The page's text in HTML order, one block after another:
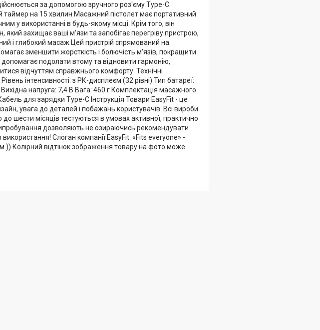
за допомогою зручного роз'єму Type-C.
таймер на 15 хвилин Масажний пістолет має портативний
у використанні в будь-якому місці. Крім того, він
захищає ваші м'язи та запобігає перегріву пристрою,
і глибокий масаж Цей пристрій спрямований на
зменшити жорсткість і болючість м'язів, покращити
подолати втому та відновити гармонію,
відчуттям справжнього комфорту. Технічні
інтенсивності: з РК-дисплеєм (32 рівні) Тип батареї:
напруга: 7,4 В Вага: 460 г Комплектація масажного
для зарядки Type-C Інструкція Товари EasyFit - це
увага до деталей і побажань користувачів. Всі вироби
шести місяців тестуються в умовах активної, практично
дозволяють не озираючись рекомендувати
Слоган компанії EasyFit: «Fits everyone» -
)) Колірний відтінок зображення товару на фото може